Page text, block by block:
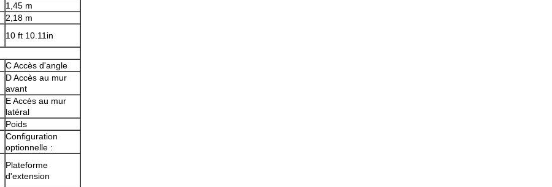
1,45 m
2,18 m
10 ft 10.11in
C Accès d'angle
D Accès au mur
avant
E Accès au mur
latéral
Poids
Configuration
optionnelle :
Plateforme
d'extension